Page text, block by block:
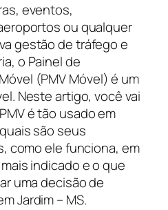
eventos,
ou qualquer
gestão de tráfego e
o Painel de
(PMV Móvel) é um
Neste artigo, você vai
é tão usado em
são seus
como ele funciona, em
indicado e o que
uma decisão de
Jardim – MS.